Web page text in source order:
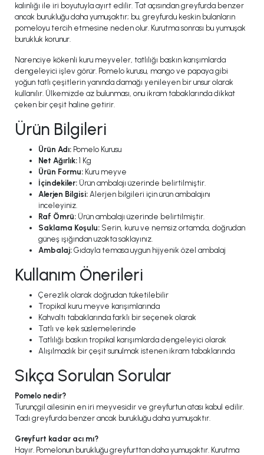
kalınlığı ile iri boyutuyla ayırt edilir. Tat açısından greyfurda benzer
ancak burukluğu daha yumuşaktır; bu, greyfurdu keskin bulanların
pomeloyu tercih etmesine neden olur. Kurutma sonrası bu yumuşak
burukluk korunur.
Narenciye kökenli kuru meyveler, tatlılığı baskın karışımlarda
dengeleyici işlev görür. Pomelo kurusu, mango ve papaya gibi
yoğun tatlı çeşitlerin yanında damağı yenileyen bir unsur olarak
kullanılır. Ülkemizde az bulunması, onu ikram tabaklarında dikkat
çeken bir çeşit haline getirir.
Ürün Bilgileri
Ürün Adı: Pomelo Kurusu
Net Ağırlık: 1 Kg
Ürün Formu: Kuru meyve
İçindekiler: Ürün ambalajı üzerinde belirtilmiştir.
Alerjen Bilgisi: Alerjen bilgileri için ürün ambalajını
inceleyiniz.
Raf Ömrü: Ürün ambalajı üzerinde belirtilmiştir.
Saklama Koşulu: Serin, kuru ve nemsiz ortamda, doğrudan
güneş ışığından uzakta saklayınız.
Ambalaj: Gıdayla temasa uygun hijyenik özel ambalaj
Kullanım Önerileri
Çerezlik olarak doğrudan tüketilebilir
Tropikal kuru meyve karışımlarında
Kahvaltı tabaklarında farklı bir seçenek olarak
Tatlı ve kek süslemelerinde
Tatlılığı baskın tropikal karışımlarda dengeleyici olarak
Alışılmadık bir çeşit sunulmak istenen ikram tabaklarında
Sıkça Sorulan Sorular
Pomelo nedir?
Turunçgil ailesinin en iri meyvesidir ve greyfurtun atası kabul edilir.
Tadı greyfurda benzer ancak burukluğu daha yumuşaktır.
Greyfurt kadar acı mı?
Hayır. Pomelonun burukluğu greyfurttan daha yumuşaktır. Kurutma